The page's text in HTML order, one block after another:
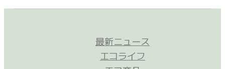
最新ニュース
エコライフ